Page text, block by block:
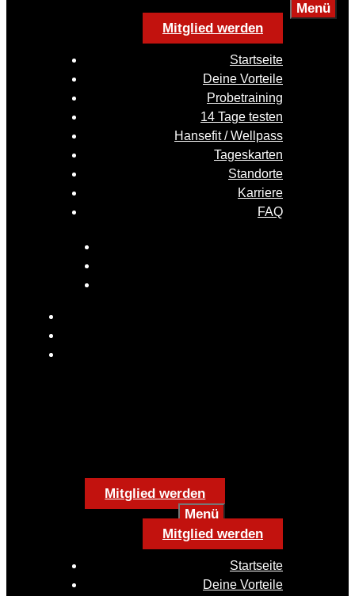
Menü
Mitglied werden
Startseite
Deine Vorteile
Probetraining
14 Tage testen
Hansefit / Wellpass
Tageskarten
Standorte
Karriere
FAQ
Mitglied werden
Menü
Mitglied werden
Startseite
Deine Vorteile